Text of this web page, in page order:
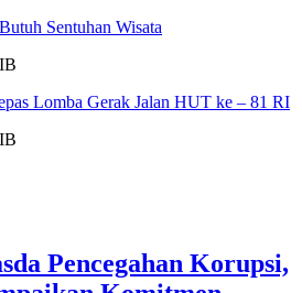
Sentuhan Wisata
Lomba Gerak Jalan HUT ke – 81 RI
Pencegahan Korupsi,